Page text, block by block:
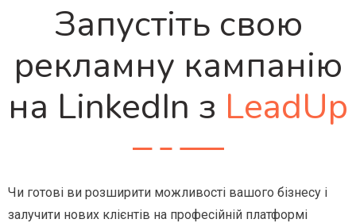
Запустіть свою
рекламну кампанію
на LinkedIn з LeadUp
Чи готові ви розширити можливості вашого бізнесу і
залучити нових клієнтів на професійній платформі